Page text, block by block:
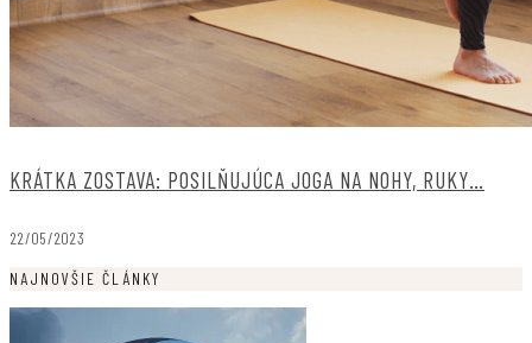
KRÁTKA ZOSTAVA: POSILŇUJÚCA JOGA NA NOHY, RUKY…
22/05/2023
NAJNOVŠIE ČLÁNKY